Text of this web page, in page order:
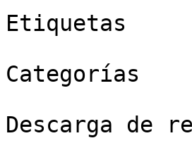
Etiquetas
Categorías
Descarga de